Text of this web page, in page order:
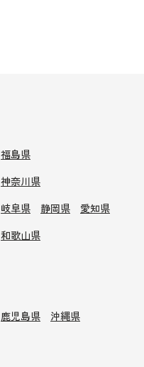
福島県
神奈川県
岐阜県 静岡県 愛知県
和歌山県
鹿児島県 沖縄県